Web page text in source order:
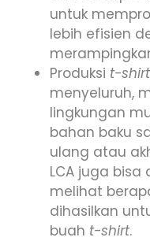
untuk
lebih efisien
Produksi t-shirt
menyeluruh,
lingkungan
bahan baku
ulang atau
LCA juga
melihat
dihasilkan
buah t-shirt.